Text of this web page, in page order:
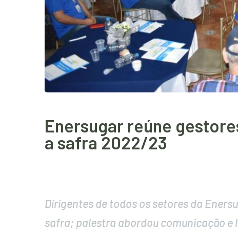
Enersugar reúne
a safra 2022/23
Dirigentes de todos os setores da
safra; palestra abordou comunicação